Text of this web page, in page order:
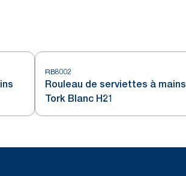
RB8002
Rouleau de serviettes à mains
Tork Blanc H21